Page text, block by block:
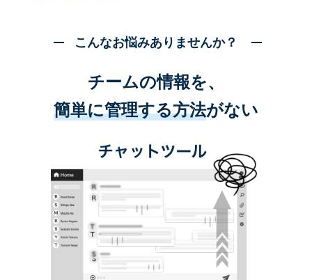
こんなお悩みありませんか？
チームの情報を、
簡単に管理する方法がない